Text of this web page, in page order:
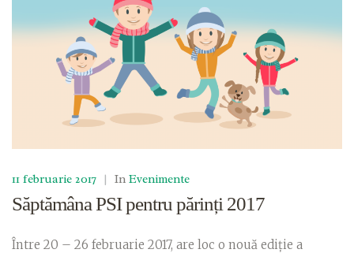
11 februarie 2017 | In Evenimente
Săptămâna PSI pentru părinți 2017
Între 20 – 26 februarie 2017, are loc o nouă ediție a